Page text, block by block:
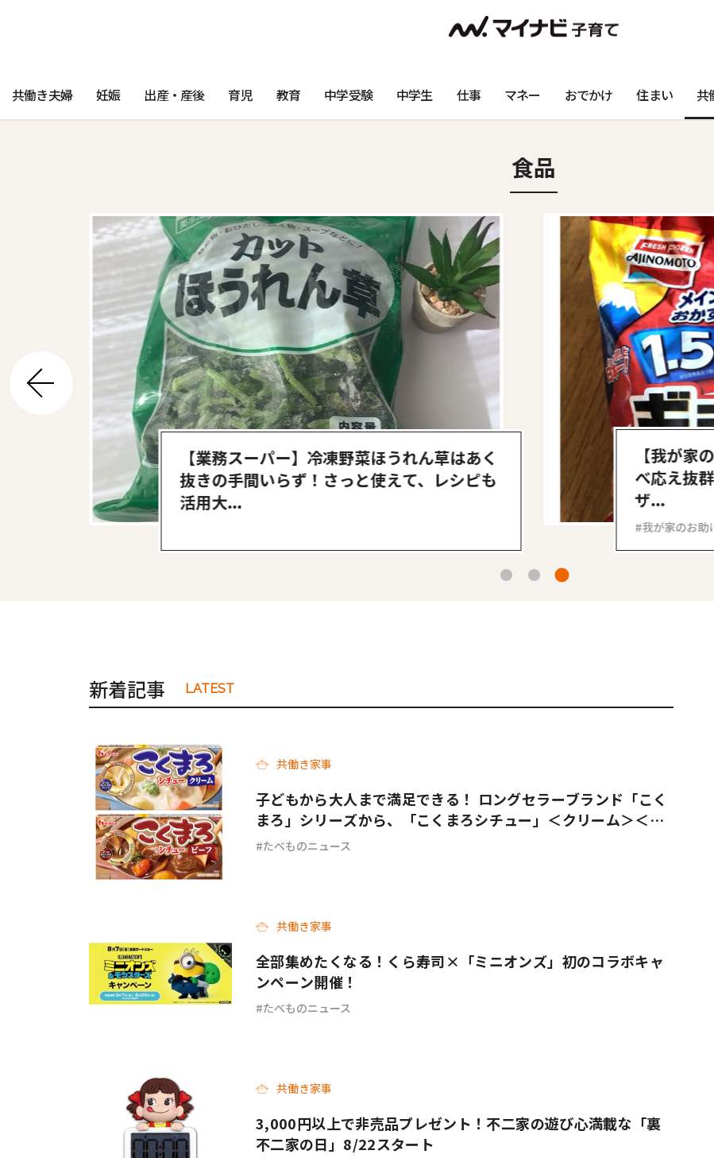
#ワンオペ育児 #コミックエッセイ #共働き夫婦のセブンルール #共働
#渡邊大地の令和的ワーパパ道 #ベビーニュース #マタニティニュース
共働き夫婦 妊娠 出産・産後 育児 教育 中学受験 中学生 仕事 マネー おでかけ 住まい 共
食品
【業務スーパー】冷凍野菜ほうれん草はあく
抜きの手間いらず！さっと使えて、レシピも
活用大...
【我が家
べ応え抜
ザ...
我が家のお助
前へ
1 2
新着記事 LATEST
共働き家事
子どもから大人まで満足できる！ ロングセラーブランド「こく
まろ」シリーズから、「こくまろシチュー」＜クリーム＞＜ビ
ーフ＞が新発売
たべものニュース
共働き家事
全部集めたくなる！くら寿司×「ミニオンズ」初のコラボキャ
ンペーン開催！
たべものニュース
共働き家事
3,000円以上で非売品プレゼント！不二家の遊び心満載な「裏
不二家の日」8/22スタート